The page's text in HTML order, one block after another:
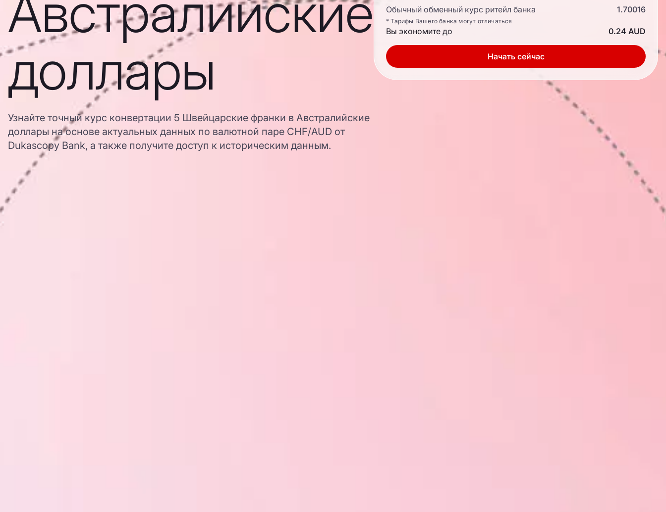
доллары
Узнайте точный курс конвертации 5 Швейцарские франки в Австралийские
доллары на основе актуальных данных по валютной паре CHF/AUD от
Dukascopy Bank, а также получите доступ к историческим данным.
Обычный обменный курс ритейл банка
1.70016
* Тарифы Вашего банка могут отличаться
Вы экономите до 0.24 AUD
Начать сейчас